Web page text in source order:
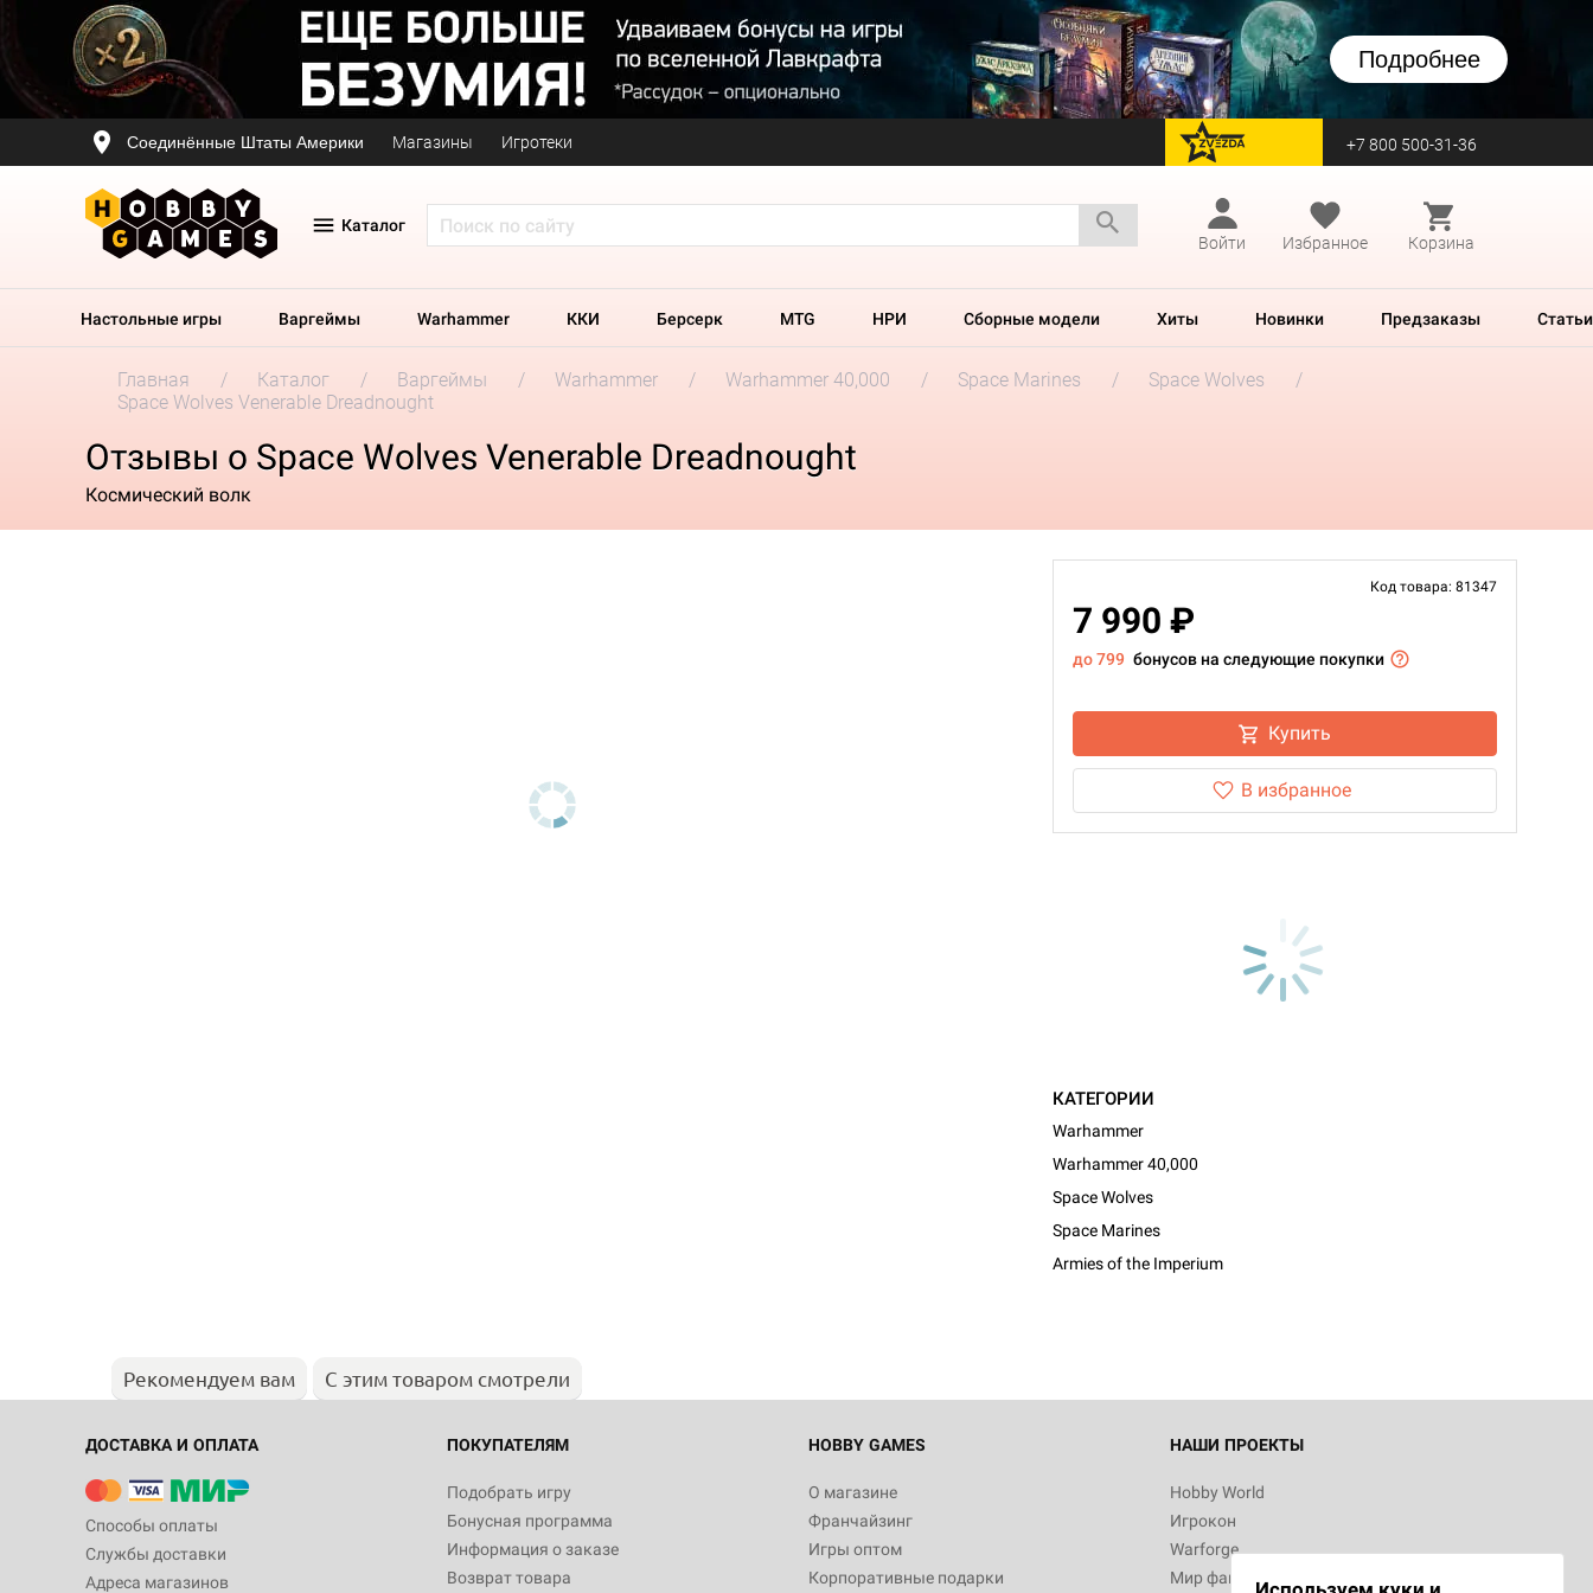
Подробнее
Соединённые Штаты Америки Магазины Игротеки перейти на Zvezda +7 800 500-31-36
Каталог
Войти
Избранное Корзина
Настольные игры Варгеймы Warhammer ККИ Берсерк MTG НРИ Сборные модели Хиты Новинки Предзаказы Статьи
Главная Каталог Варгеймы Warhammer Warhammer 40,000 Space Marines
Space Wolves
Space Wolves Venerable Dreadnought
Отзывы о Space Wolves Venerable Dreadnought
Космический волк
Код товара: 81347
7 990 ₽
до 799 бонусов на следующие покупки
Купить
В избранное
КАТЕГОРИИ
Warhammer
Warhammer 40,000
Space Wolves
Space Marines
Armies of the Imperium
Рекомендуем вам С этим товаром смотрели
ДОСТАВКА И ОПЛАТА
Способы оплаты
Службы доставки
Адреса магазинов
ПОКУПАТЕЛЯМ
Подобрать игру
Бонусная программа
Информация о заказе
Возврат товара
HOBBY GAMES
О магазине
Франчайзинг
Игры оптом
Корпоративные подарки
НАШИ ПРОЕКТЫ
Hobby World
Игрокон
Warforge
Мир фантастики